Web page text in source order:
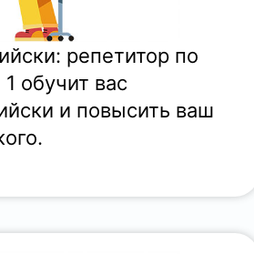
репетитор по
обучит вас
и повысить ваш